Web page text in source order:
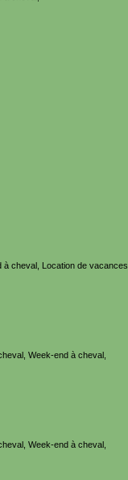
cheval, Location de vacances
Week-end à cheval,
Week-end à cheval,